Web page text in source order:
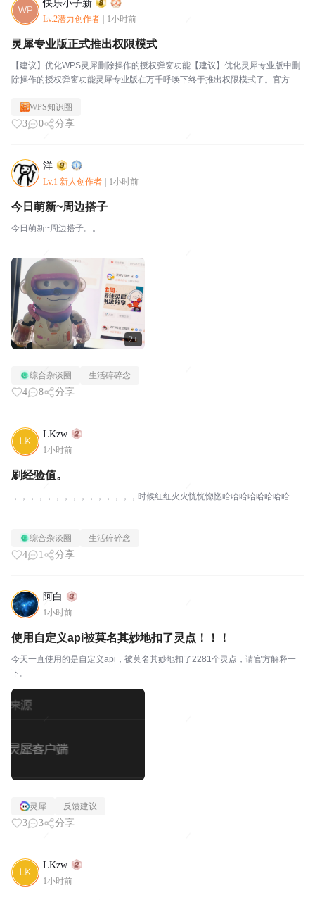
快乐小子新
Lv.2潜力创作者 1小时前
灵犀专业版正式推出权限模式
【建议】优化WPS灵犀删除操作的授权弹窗功能【建议】优化灵犀专业版中删
除操作的授权弹窗功能灵犀专业版在万千呼唤下终于推出权限模式了。官方文
WPS知识圈
3 0 分享
洋
Lv.1 新人创作者 1小时前
2+
今日萌新~周边搭子
今日萌新~周边搭子。。
综合杂谈圈 生活碎碎念
4 8 分享
LKzw
1小时前
刷经验值。
，，，，，，，，，，，，，，，时候红红火火恍恍惚惚哈哈哈哈哈哈哈哈
综合杂谈圈 生活碎碎念
4 1 分享
阿白
1小时前
使用自定义api被莫名其妙地扣了灵点！！！
今天一直使用的是自定义api，被莫名其妙地扣了2281个灵点，请官方解释一
下。
灵犀 反馈建议
3 3 分享
LKzw
1小时前